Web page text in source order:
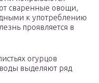
сваренные овощи,
к употреблению
проявляется в
огурцов
выделяют ряд